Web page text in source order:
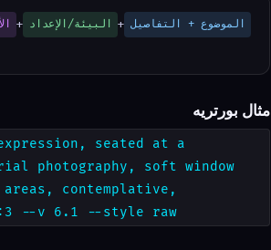
الموضوع + التفاصيل + البيئة/الإعداد +
مثال بورتريه
seated at a
photography, soft window
contemplative,
--v 6.1 --style raw